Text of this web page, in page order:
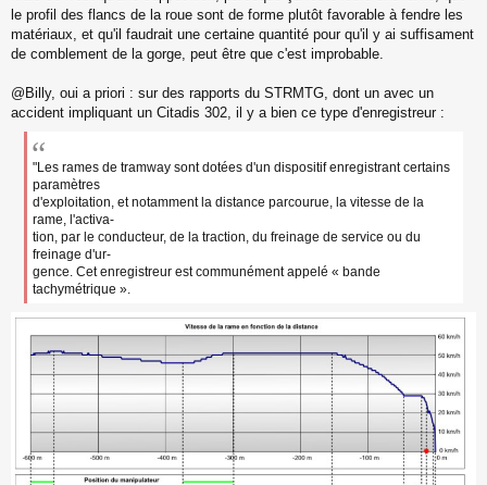
u
le profil des flancs de la roue sont de forme plutôt favorable à fendre les
matériaux, et qu'il faudrait une certaine quantité pour qu'il y ai suffisament
de comblement de la gorge, peut être que c'est improbable.
@Billy, oui a priori : sur des rapports du STRMTG, dont un avec un
accident impliquant un Citadis 302, il y a bien ce type d'enregistreur :
"Les rames de tramway sont dotées d'un dispositif enregistrant certains
paramètres
d'exploitation, et notamment la distance parcourue, la vitesse de la
rame, l'activa-
tion, par le conducteur, de la traction, du freinage de service ou du
freinage d'ur-
gence. Cet enregistreur est communément appelé « bande
tachymétrique ».